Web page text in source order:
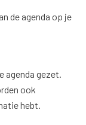
de agenda op je
agenda gezet.
ook
hebt.